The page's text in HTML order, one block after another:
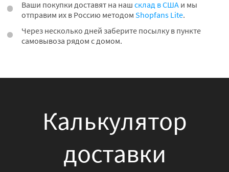
Ваши покупки доставят на наш склад в США и мы
отправим их в Россию методом Shopfans Lite.
Через несколько дней заберите посылку в пункте
самовывоза рядом с домом.
Калькулятор
доставки